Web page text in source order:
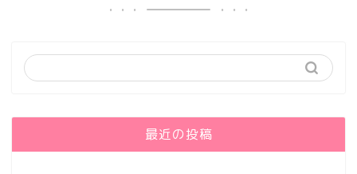
最近の投稿